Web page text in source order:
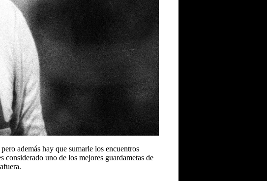
además hay que sumarle los encuentros
considerado uno de los mejores guardametas de